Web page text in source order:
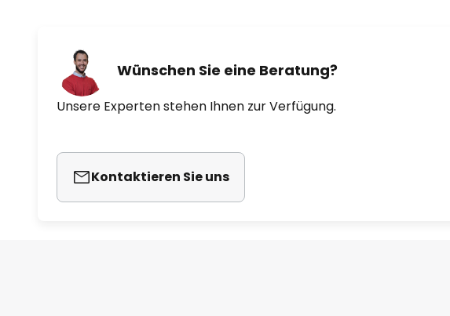
Wünschen Sie eine Beratung?
Unsere Experten stehen Ihnen zur Verfügung.
Kontaktieren Sie uns